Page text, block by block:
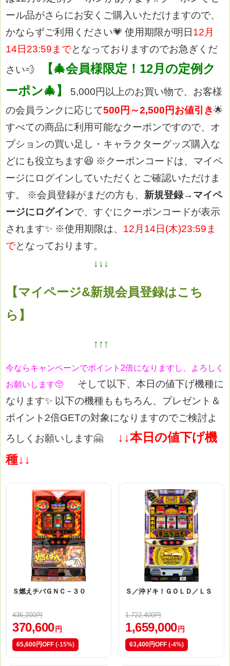
ール品がさらにお安くご購入いただけますので、
かならずご利用ください💗 使用期限が明日 12月
14日23:59までとなっておりますのでお急ぎくだ
さい💨
【🎄会員様限定！12月の定例ク
ーポン🎄】
5,000円以上のお買い物で、お客様
の会員ランクに応じて500円～2,500円お値引き🌟
すべての商品に利用可能なクーポンですので、オ
プションの買い足し・キャラクターグッズ購入な
どにも役立ちます😆 ※クーポンコードは、マイペ
ージにログインしていただくとご確認いただけま
す。
※会員登録がまだの方も、 新規登録→マイペ
ージにログインで、すぐにクーポンコードが表示
されます✨ ※使用期限は、 12月14日(木)23:59ま
でとなっております。
↓↓↓
【マイページ&新規会員登録はこち
ら】
↑↑↑
今ならキャンペーンでポイント2倍になりますし、よろしく
お願いします🥺
そして以下、本日の値下げ機種に
なります✨ 以下の機種ももちろん、プレゼント＆
ポイント2倍GETの対象になりますのでご検討よ
ろしくお願いします🤗
↓↓本日の値下げ機
種↓↓
Ｓ燃えチバＧＮＣ－３０
436,200円
370,600 円
65,600円OFF (-15%)
Ｓ／沖ドキ！ＧＯＬＤ／ＬＳ
1,722,400円
1,659,000 円
63,400円OFF (-4%)